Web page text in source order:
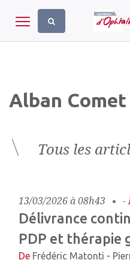
Toggle navigation
Alban Comet
Tous les
13/03/2026 à 08h43 -
Délivrance
PDP et thérapie
De Frédéric Matonti -
Panneau de gestion des